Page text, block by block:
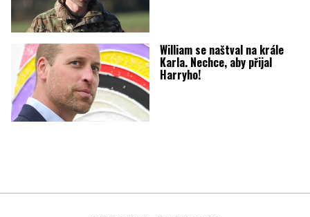
William se naštval na krále
Karla. Nechce, aby přijal
Harryho!